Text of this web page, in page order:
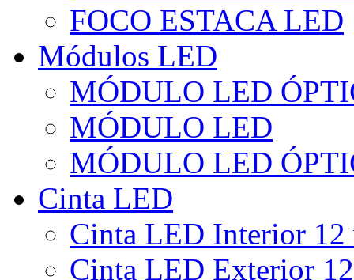
FOCO ESTACA LED
Módulos LED
MÓDULO LED
MÓDULO LED
MÓDULO LED
Cinta LED
Cinta LED Interior
Cinta LED Exterior